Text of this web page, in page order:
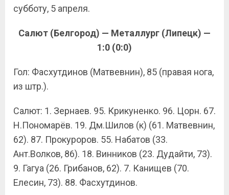
субботу, 5 апреля.
Салют (Белгород) — Металлург (Липецк) —
1:0 (0:0)
Гол: Фасхутдинов (Матвевнин), 85 (правая нога,
из штр.).
Салют: 1. Зернаев. 95. Крикуненко. 96. Цорн. 67.
Н.Пономарёв. 19. Дм.Шилов (к) (61. Матвевнин,
62). 87. Прокуроров. 55. Набатов (33.
Ант.Волков, 86). 18. Винников (23. Дудайти, 73).
9. Гагуа (26. Грибанов, 62). 7. Канищев (70.
Елесин, 73). 88. Фасхутдинов.